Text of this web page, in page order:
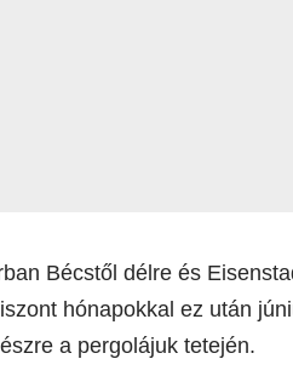
Bécstől délre és
hónapokkal ez után
a pergolájuk tetején.